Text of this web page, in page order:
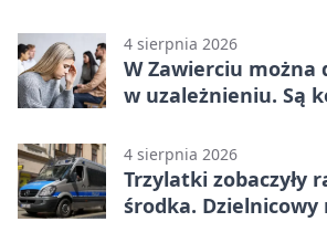
4 sierpnia 2026
W Zawierciu można
w uzależnieniu. Są
4 sierpnia 2026
Trzylatki zobaczyły
środka. Dzielnicowy